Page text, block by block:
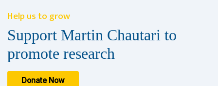
Help us to grow
Support Martin Chautari to
promote research
Donate Now